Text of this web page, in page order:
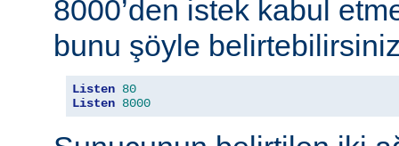
8000’den istek kabul
bunu şöyle
Listen 80
Listen 8000